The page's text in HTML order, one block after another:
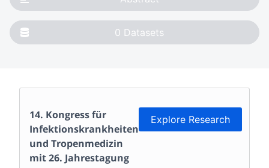
0 Datasets
14. Kongress für
Infektionskrankheiten
und Tropenmedizin
mit 26. Jahrestagung
Explore Research